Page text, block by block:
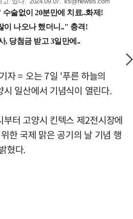
자 = 오는 7일 '푸른 하늘의
일산에서 기념식이 열린다.
터 고양시 킨텍스 제2전시장에
한 국제 맑은 공기의 날 기념 행
혔다.